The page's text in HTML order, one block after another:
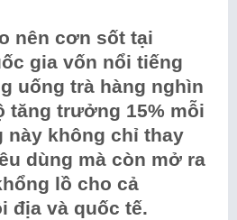
nên cơn sốt tại
gia vốn nổi tiếng
uống trà hàng nghìn
tăng trưởng 15% mỗi
này không chỉ thay
dùng mà còn mở ra
lồ cho cả
địa và quốc tế.